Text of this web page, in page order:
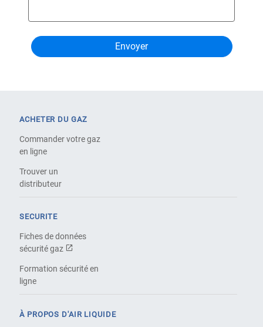
ACHETER DU GAZ
Commander votre gaz
en ligne
Trouver un
distributeur
SECURITE
Fiches de données
sécurité gaz
Formation sécurité en
ligne
À PROPOS D'AIR LIQUIDE